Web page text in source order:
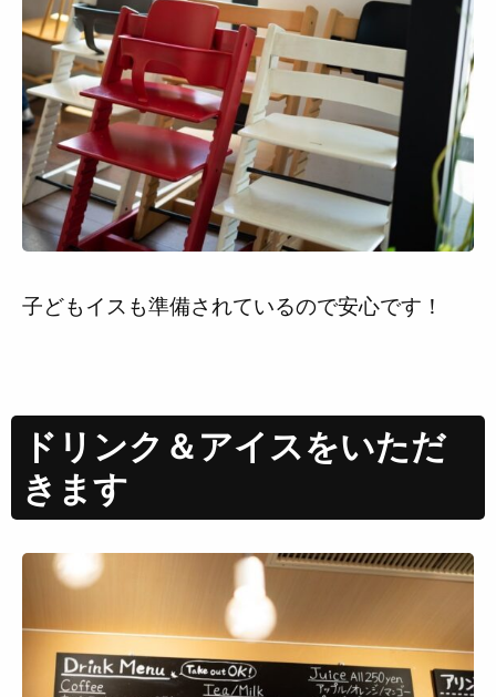
子どもイスも準備されているので安心です！
ドリンク＆アイスをいただ
きます